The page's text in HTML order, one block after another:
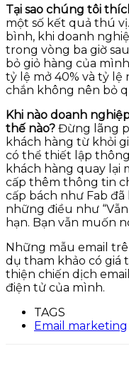
Tại sao chúng tôi
một số kết quả thú
bình, khi doanh
trong vòng ba giờ
bỏ giỏ hàng của
tỷ lệ mở 40% và tỷ lệ
chắn không nên bỏ
Khi nào doanh
thế nào? Đừng lãng
khách hàng từ khỏi
có thể thiết lập
khách hàng quay lại
cấp thêm thông tin
cấp bách như Fab
những điều như
hạn. Bạn vẫn muốn
Những mẫu email
dụ tham khảo có giá
thiện chiến dịch
điện tử của mình.
TAGS
Email marketing